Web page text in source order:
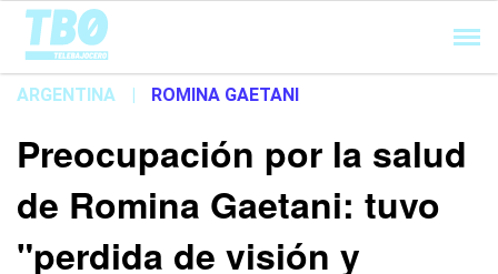
Cargando...
ARGENTINA | ROMINA GAETANI
Preocupación por la salud
de Romina Gaetani: tuvo
"perdida de visión y